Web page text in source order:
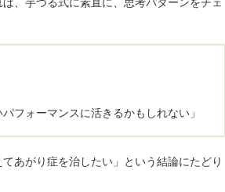
フォーマンスに活きるかもしれない」
あがり症を治したい」という結論にたどり